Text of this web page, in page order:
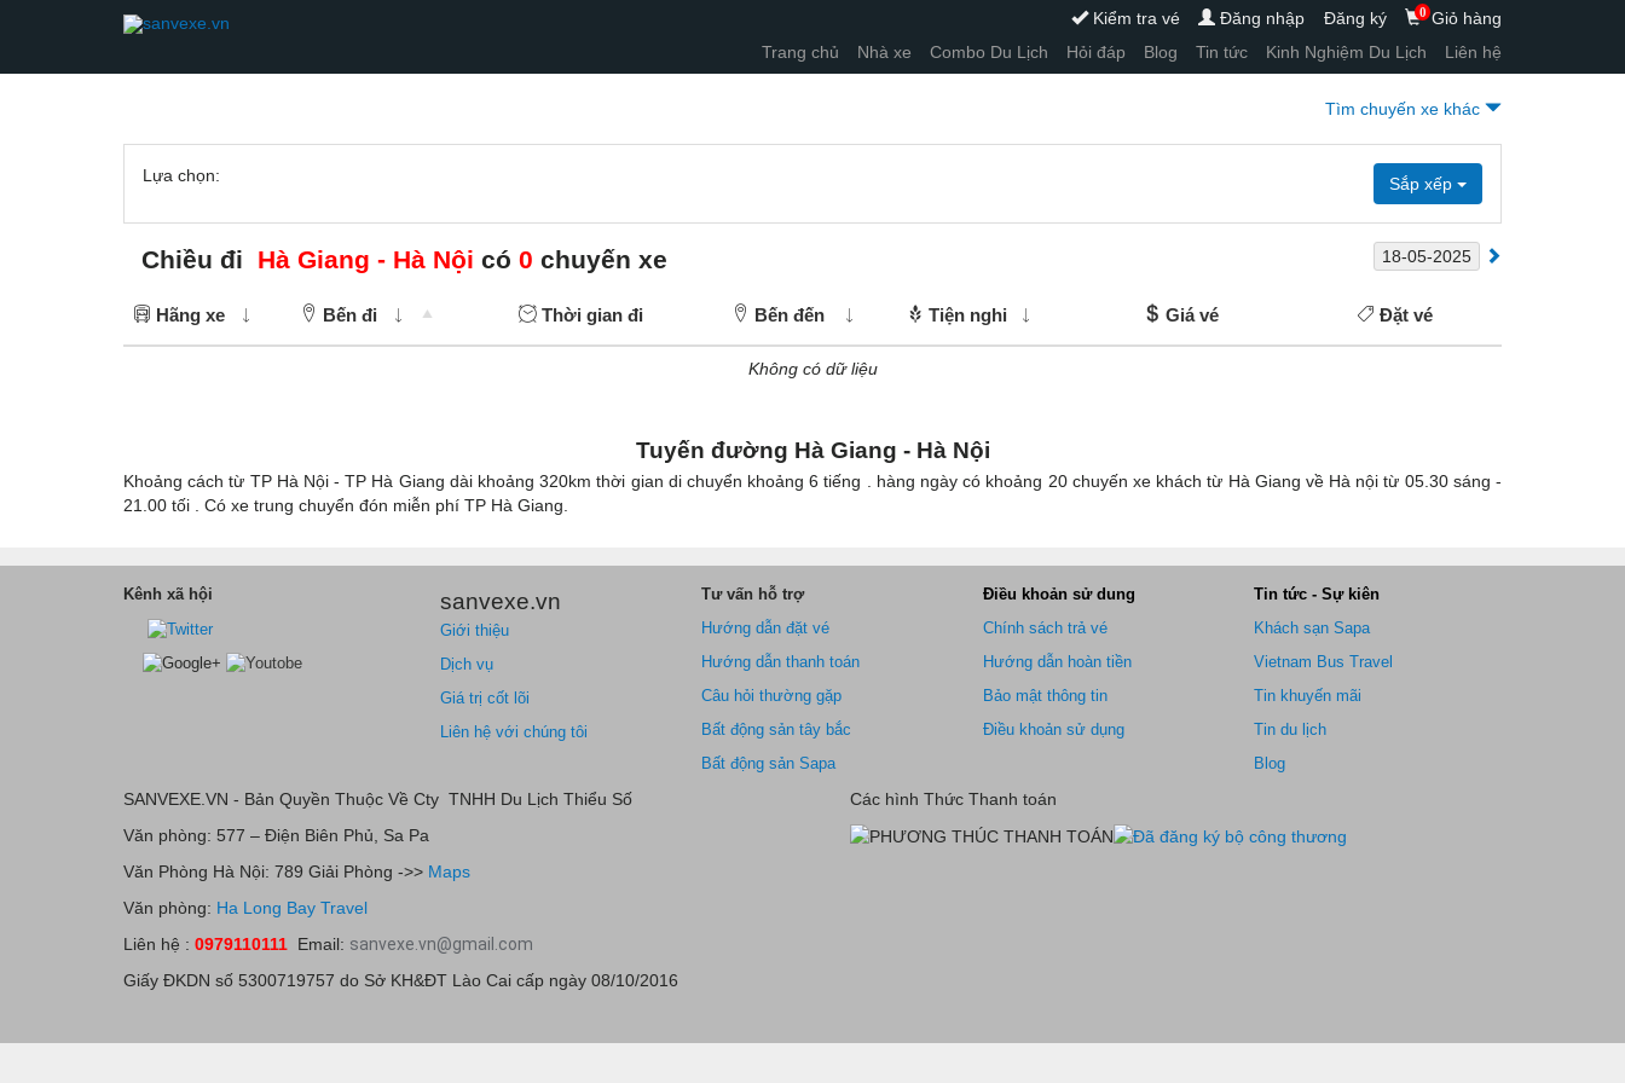
Kiểm tra vé Đăng nhập Đăng ký 0 Giỏ hàng
Trang chủ
Nhà xe Combo Du Lịch Hỏi đáp Blog Tin tức Kinh Nghiệm Du Lịch Liên hệ
Tìm chuyến xe khác
Lựa chọn: Sắp xếp
Chiều đi Hà Giang - Hà Nội có 0 chuyến xe
Hãng xe Bến đi Thời gian đi Bến đến Tiện nghi Giá vé Đặt vé
Không có dữ liệu
Tuyến đường Hà Giang - Hà Nội
Khoảng cách từ TP Hà Nội - TP Hà Giang dài khoảng 320km thời gian di chuyển khoảng 6 tiếng . hàng ngày có khoảng 20 chuyến xe khách từ Hà Giang về Hà nội từ 05.30 sáng -
21.00 tối . Có xe trung chuyển đón miễn phí TP Hà Giang.
Kênh xã hội sanvexe.vn
Giới thiệu
Dịch vụ
Giá trị cốt lõi
Liên hệ với chúng tôi
Tư vấn hỗ trợ
Hướng dẫn đặt vé
Hướng dẫn thanh toán
Câu hỏi thường gặp
Bất động sản tây bắc
Bất động sản Sapa
Điều khoản sử dung
Chính sách trả vé
Hướng dẫn hoàn tiền
Bảo mật thông tin
Điều khoản sử dụng
Tin tức - Sự kiên
Khách sạn Sapa
Vietnam Bus Travel
Tin khuyến mãi
Tin du lịch
Blog
SANVEXE.VN - Bản Quyền Thuộc Về Cty TNHH Du Lịch Thiểu Số
Văn phòng: 577 – Điện Biên Phủ, Sa Pa
Văn Phòng Hà Nội: 789 Giải Phòng ->> Maps
Văn phòng: Ha Long Bay Travel
Liên hệ : 0979110111 Email: sanvexe.vn@gmail.com
Giấy ĐKDN số 5300719757 do Sở KH&ĐT Lào Cai cấp ngày 08/10/2016
Các hình Thức Thanh toán